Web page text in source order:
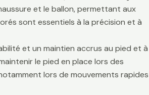
et le ballon, permettant aux
sont essentiels à la précision et à
et un maintien accrus au pied et à
le pied en place lors des
lors de mouvements rapides